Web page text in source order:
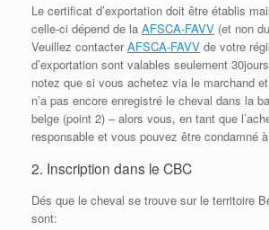
Le certificat d’exportation doit être établis
celle-ci dépend de la AFSCA-FAVV (et non
Veuillez contacterAFSCA-FAVV de votre
d’exportation sont valables seulement
notez que si vous achetez via le marchand
n’a pas encore enregistré le cheval dans la
belge (point 2) – alors vous, en tant que
responsable et vous pouvez être condamné
2. Inscription dans le CBC
Dés que le cheval se trouve sur le territoire
sont: